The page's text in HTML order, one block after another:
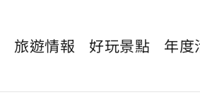
旅遊情報 好玩景點 年度